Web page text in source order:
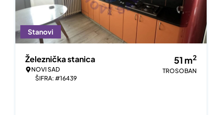
Stanovi
Železnička stanica
NOVI SAD
ŠIFRA: #16439
51 m2
TROSOBAN